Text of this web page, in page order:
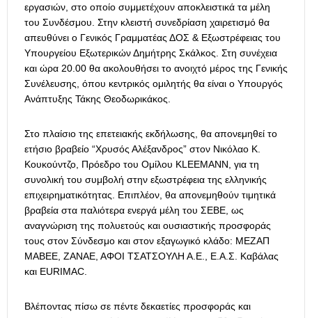
εργασιών, στο οποίο συμμετέχουν αποκλειστικά τα μέλη
του Συνδέσμου. Στην κλειστή συνεδρίαση χαιρετισμό θα
απευθύνει ο Γενικός Γραμματέας ΔΟΣ & Εξωστρέφειας του
Υπουργείου Εξωτερικών Δημήτρης Σκάλκος. Στη συνέχεια
και ώρα 20.00 θα ακολουθήσει το ανοιχτό μέρος της Γενικής
Συνέλευσης, όπου κεντρικός ομιλητής θα είναι ο Υπουργός
Ανάπτυξης Τάκης Θεοδωρικάκος.
Στο πλαίσιο της επετειακής εκδήλωσης, θα απονεμηθεί το
ετήσιο βραβείο “Χρυσός Αλέξανδρος” στον Νικόλαο Κ.
Κουκούντζο, Πρόεδρο του Ομίλου KLEEMANN, για τη
συνολική του συμβολή στην εξωστρέφεια της ελληνικής
επιχειρηματικότητας. Επιπλέον, θα απονεμηθούν τιμητικά
βραβεία στα παλιότερα ενεργά μέλη του ΣΕΒΕ, ως
αναγνώριση της πολυετούς και ουσιαστικής προσφοράς
τους στον Σύνδεσμο και στον εξαγωγικό κλάδο: ΜΕΖΑΠ
MΑΒΕΕ, ΖΑΝΑΕ, ΑΦΟΙ ΤΣΑΤΣΟΥΛΗ Α.Ε., Ε.Α.Σ. Καβάλας
και EURIMAC.
Βλέποντας πίσω σε πέντε δεκαετίες προσφοράς και